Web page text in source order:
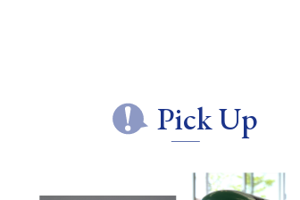
Pick Up